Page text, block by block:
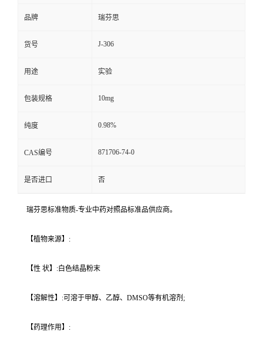
品牌 瑞芬思
货号 J-306
用途 实验
包装规格 10mg
纯度 0.98%
CAS编号 871706-74-0
是否进口 否
瑞芬思标准物质-专业中药对照品标准品供应商。
【植物来源】:
【性 状】:白色结晶粉末
【溶解性】:可溶于甲醇、乙醇、DMSO等有机溶剂;
【药理作用】: